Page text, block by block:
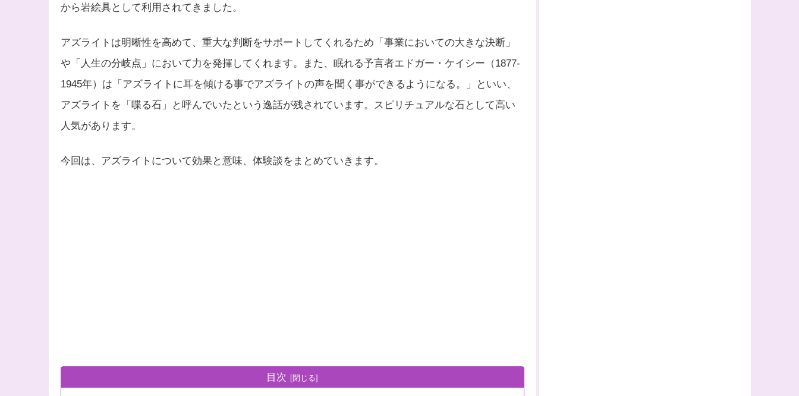
から岩絵具として利用されてきました。
アズライトは明晰性を高めて、重大な判断をサポートしてくれるため「事業においての大きな決断」
や「人生の分岐点」において力を発揮してくれます。また、眠れる予言者エドガー・ケイシー（1877-
1945年）は「アズライトに耳を傾ける事でアズライトの声を聞く事ができるようになる。」といい、
アズライトを「喋る石」と呼んでいたという逸話が残されています。スピリチュアルな石として高い
人気があります。
今回は、アズライトについて効果と意味、体験談をまとめていきます。
目次